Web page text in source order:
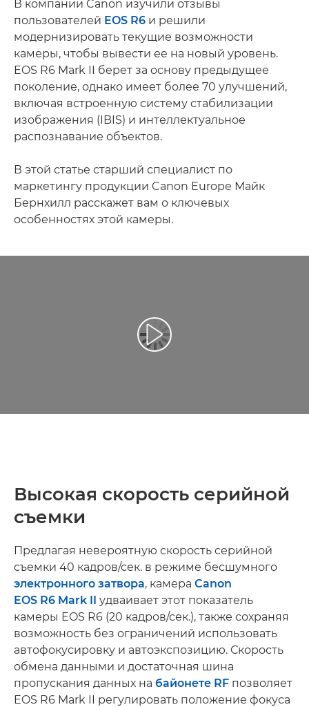
В компании Canon изучили отзывы
пользователей EOS R6 и решили
модернизировать текущие возможности
камеры, чтобы вывести ее на новый уровень.
EOS R6 Mark II берет за основу предыдущее
поколение, однако имеет более 70 улучшений,
включая встроенную систему стабилизации
изображения (IBIS) и интеллектуальное
распознавание объектов.
В этой статье старший специалист по
маркетингу продукции Canon Europe Майк
Бернхилл расскажет вам о ключевых
особенностях этой камеры.
Воспроизведение видео
Высокая скорость серийной
съемки
Предлагая невероятную скорость серийной
съемки 40 кадров/сек. в режиме бесшумного
электронного затвора, камера Canon
EOS R6 Mark II удваивает этот показатель
камеры EOS R6 (20 кадров/сек.), также сохраняя
возможность без ограничений использовать
автофокусировку и автоэкспозицию. Скорость
обмена данными и достаточная шина
пропускания данных на байонете RF позволяет
EOS R6 Mark II регулировать положение фокуса